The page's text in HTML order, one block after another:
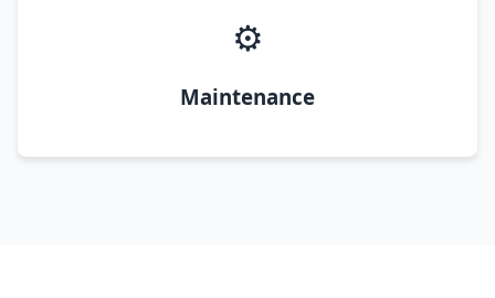
⚙️
Maintenance